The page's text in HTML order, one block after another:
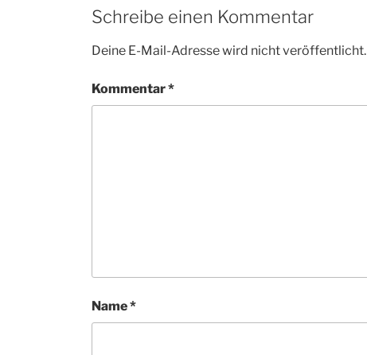
Schreibe einen Kommentar
Deine E-Mail-Adresse wird nicht veröffentlicht.
Kommentar*
Name*